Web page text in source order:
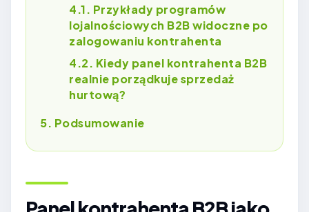
Przykłady programów
lojalnościowych B2B widoczne po
zalogowaniu kontrahenta
Kiedy panel kontrahenta B2B
realnie porządkuje sprzedaż
hurtową?
Podsumowanie